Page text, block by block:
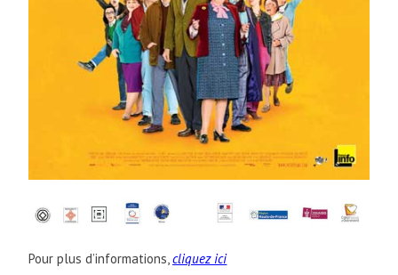
Pour plus d’informations,cliquez ici